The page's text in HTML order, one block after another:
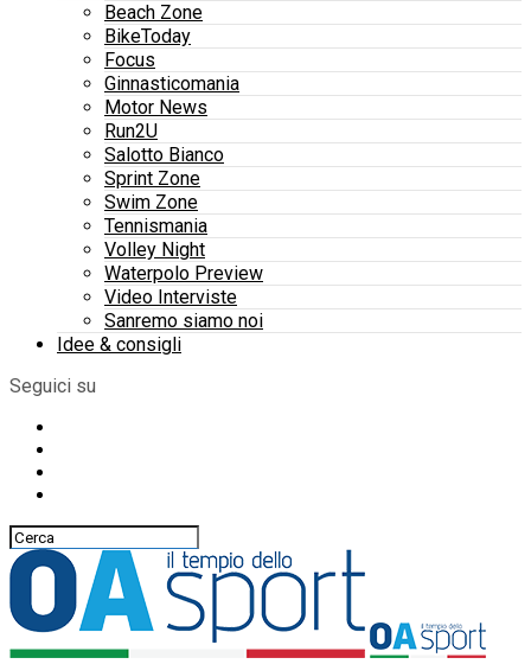
Beach Zone
BikeToday
Focus
Ginnasticomania
Motor News
Run2U
Salotto Bianco
Sprint Zone
Swim Zone
Tennismania
Volley Night
Waterpolo Preview
Video Interviste
Sanremo siamo noi
Idee & consigli
Seguici su